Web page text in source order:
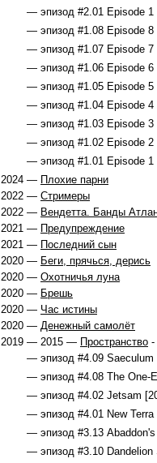
— эпизод #2.01 Episode 1
— эпизод #1.08 Episode 8
— эпизод #1.07 Episode 7
— эпизод #1.06 Episode 6
— эпизод #1.05 Episode 5
— эпизод #1.04 Episode 4
— эпизод #1.03 Episode 3
— эпизод #1.02 Episode 2
— эпизод #1.01 Episode 1
2024 — Плохие парни
2022 — Стримеры
2022 — Вендетта. Банды
2021 — Предупреждение
2021 — Последний сын
2020 — Беги, прячься, дерись
2020 — Охотничья луна
2020 — Брешь
2020 — Час истины
2020 — Денежный самолёт
2019 — 2015 — Пространство -
— эпизод #4.09 Saeculum
— эпизод #4.08 The One-
— эпизод #4.02 Jetsam
— эпизод #4.01 New Terra
— эпизод #3.13
— эпизод #3.10 Dandelion